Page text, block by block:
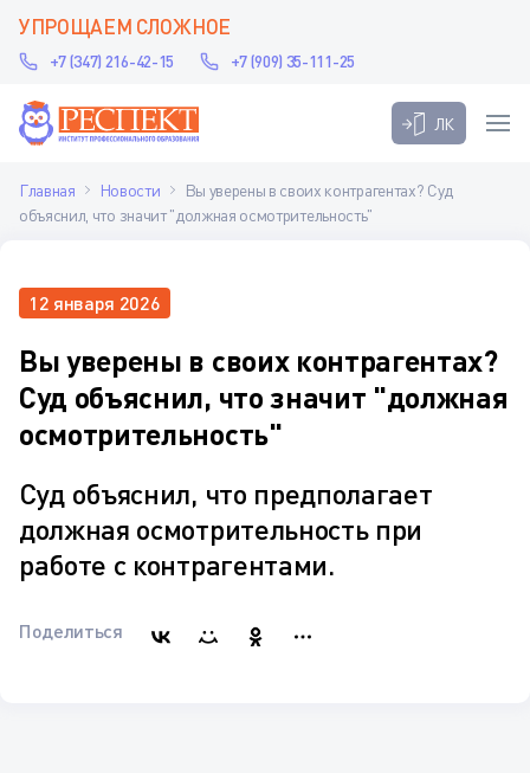
УПРОЩАЕМ СЛОЖНОЕ
+7 (347) 216-42-15 +7 (909) 35-111-25
ЛК
Главная Новости
Вы уверены в своих контрагентах? Суд
объяснил, что значит "должная осмотрительность"
12 января 2026
Вы уверены в своих контрагентах?
Суд объяснил, что значит "должная
осмотрительность"
Суд объяснил, что предполагает
должная осмотрительность при
работе с контрагентами.
Поделиться